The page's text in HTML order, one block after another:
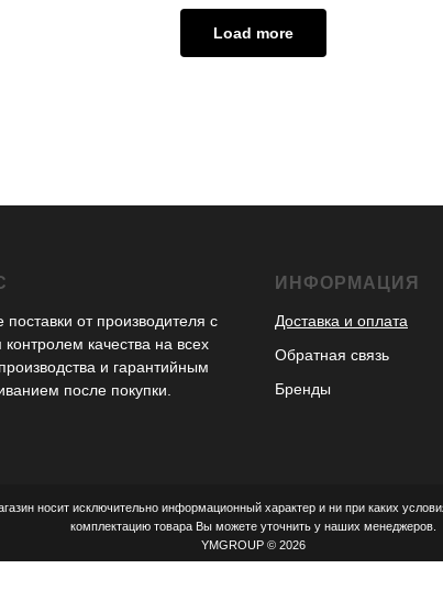
Load more
от производителя с
качества на всех
и гарантийным
после покупки.
ИНФОРМАЦИЯ
Доставка и оплата
Обратная связь
Бренды
носит исключительно информационный характер и ни при каких
комплектацию товара Вы можете уточнить у наших менеджеров.
YMGROUP © 2026